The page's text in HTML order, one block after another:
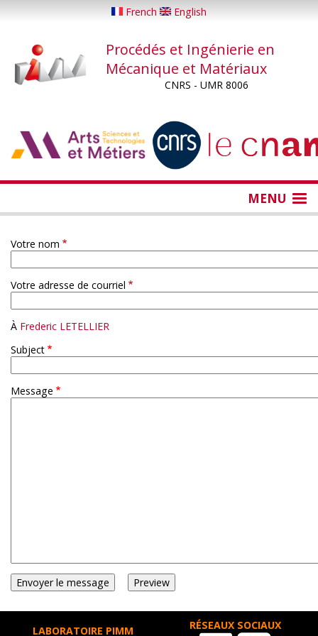
principal
French English
Procédés et Ingénierie en
Mécanique et Matériaux
CNRS - UMR 8006
MENU
Votre nom
Votre adresse de courriel
À Frederic LETELLIER
Subject
Message
LABORATOIRE PIMM RÉSEAUX SOCIAUX